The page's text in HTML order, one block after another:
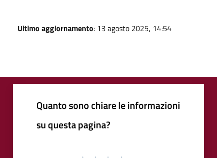
Ultimo aggiornamento: 13 agosto 2025, 14:54
Quanto sono chiare le informazioni
su questa pagina?